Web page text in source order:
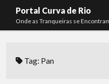
Portal Curva de Rio
Onde as Tranqueiras se
Curva de Rio
Membros
Tag: Pan